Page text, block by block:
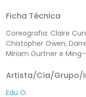
Ficha Técnica
Coreografia: Claire
Chistopher Owen,
Miriam Gurtner e
Artista/Cia/Grupo/
Edu O.